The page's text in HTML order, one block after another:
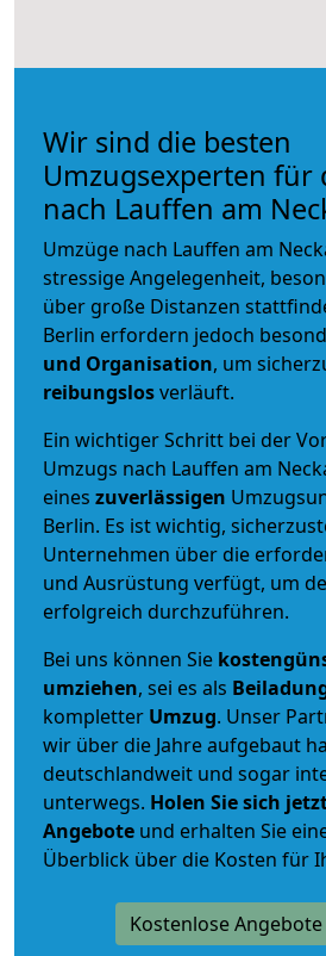
Wir sind die besten
Umzugsexperten für
nach Lauffen am
Umzüge nach Lauffen am
stressige Angelegenheit,
über große Distanzen
Berlin erfordern jedoch
und Organisation, um
reibungslosverläuft.
Ein wichtiger Schritt bei der
Umzugs nach Lauffen am
eines zuverlässigen
Berlin. Es ist wichtig,
Unternehmen über die
und Ausrüstung verfügt, um
erfolgreich durchzuführen.
Bei uns können Sie
umziehen, sei es als
kompletter Umzug. Unser
wir über die Jahre aufgebaut
deutschlandweit und sogar
unterwegs. Holen Sie sich
Angebote und erhalten Sie
Überblick über die Kosten für
Kostenlose